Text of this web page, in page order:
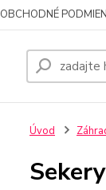
OBCHODNÉ
Úvod
Sekery